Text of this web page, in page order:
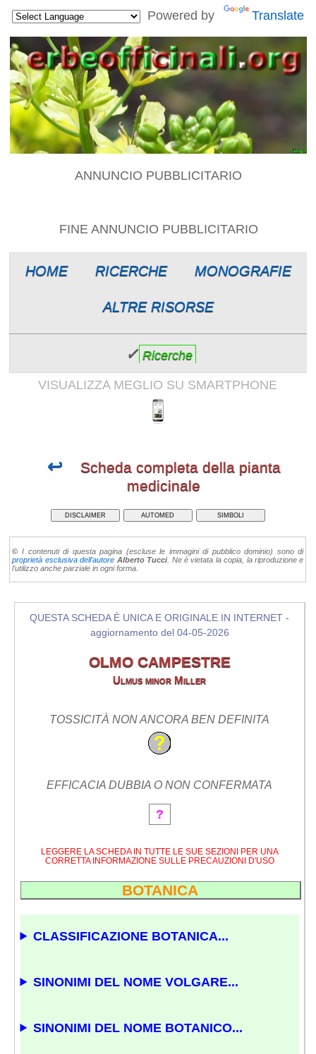
Powered by Translate
ANNUNCIO PUBBLICITARIO
FINE ANNUNCIO PUBBLICITARIO
HOME RICERCHE MONOGRAFIE
ALTRE RISORSE
✓ Ricerche
VISUALIZZA MEGLIO SU SMARTPHONE
↩ Scheda completa della pianta
medicinale
DISCLAIMER AUTOMED SIMBOLI
© I contenuti di questa pagina (escluse le immagini di pubblico dominio) sono di
proprietà esclusiva dell'autore Alberto Tucci . Ne è vietata la copia, la riproduzione e
l'utilizzo anche parziale in ogni forma.
QUESTA SCHEDA È UNICA E ORIGINALE IN INTERNET -
aggiornamento del 04-05-2026
OLMO CAMPESTRE
Ulmus minor Miller
TOSSICITÀ NON ANCORA BEN DEFINITA
EFFICACIA DUBBIA O NON CONFERMATA
?
LEGGERE LA SCHEDA IN TUTTE LE SUE SEZIONI PER UNA
CORRETTA INFORMAZIONE SULLE PRECAUZIONI D'USO
BOTANICA
CLASSIFICAZIONE BOTANICA...
SINONIMI DEL NOME VOLGARE...
SINONIMI DEL NOME BOTANICO...